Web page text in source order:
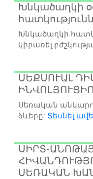
Խնկածաղկի
Խնկածաղկի
կիրառել
ՍԵՔՍՈՒԱԼ
Սեռական
ձևերը: Տեսնել
ՍԻՐՏ-
ՍԵՌԱԿԱՆ